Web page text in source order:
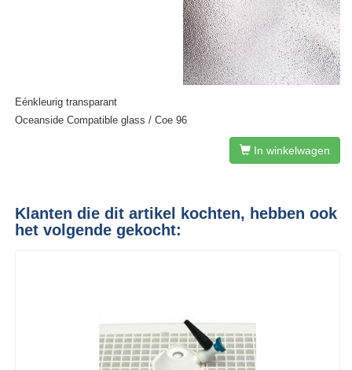
Eénkleurig transparant
Oceanside Compatible glass / Coe 96
In winkelwagen
Klanten die dit artikel kochten, hebben ook
het volgende gekocht: